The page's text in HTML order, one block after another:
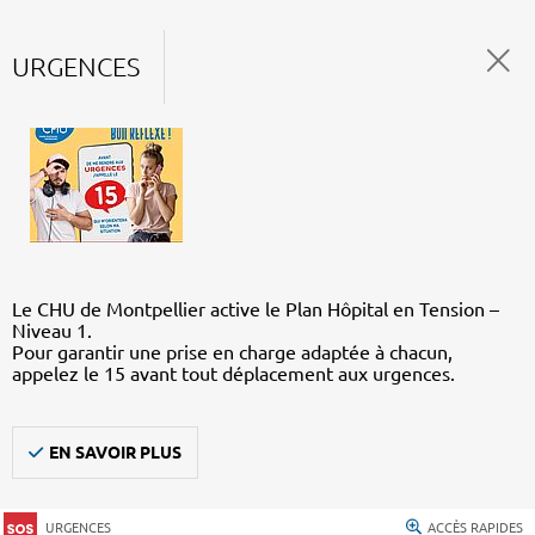
URGENCES
Le CHU de Montpellier active le Plan Hôpital en Tension –
Niveau 1.
Pour garantir une prise en charge adaptée à chacun,
appelez le 15 avant tout déplacement aux urgences.
EN SAVOIR PLUS
URGENCES ACCÈS RAPIDES